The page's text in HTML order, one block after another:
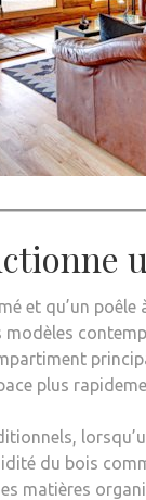
et qu’un
modèles
plus
du bois
matières